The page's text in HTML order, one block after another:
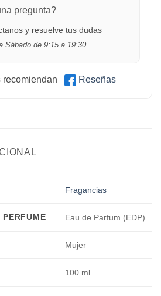
pregunta?
y resuelve tus dudas
Sábado de 9:15 a 19:30
Reseñas
Fragancias
PERFUME Eau de Parfum (EDP)
Mujer
100 ml